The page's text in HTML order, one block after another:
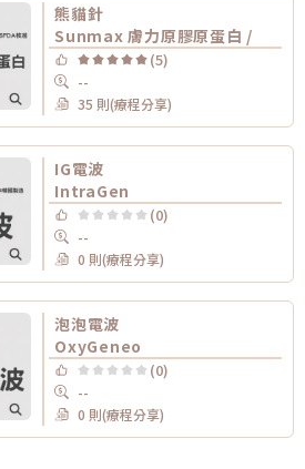
熊貓針
Sunmax 膚力原膠原蛋白 /
(5)
--
35 則(療程分享)
IG電波
IntraGen
(0)
--
0 則(療程分享)
泡泡電波
OxyGeneo
(0)
--
0 則(療程分享)